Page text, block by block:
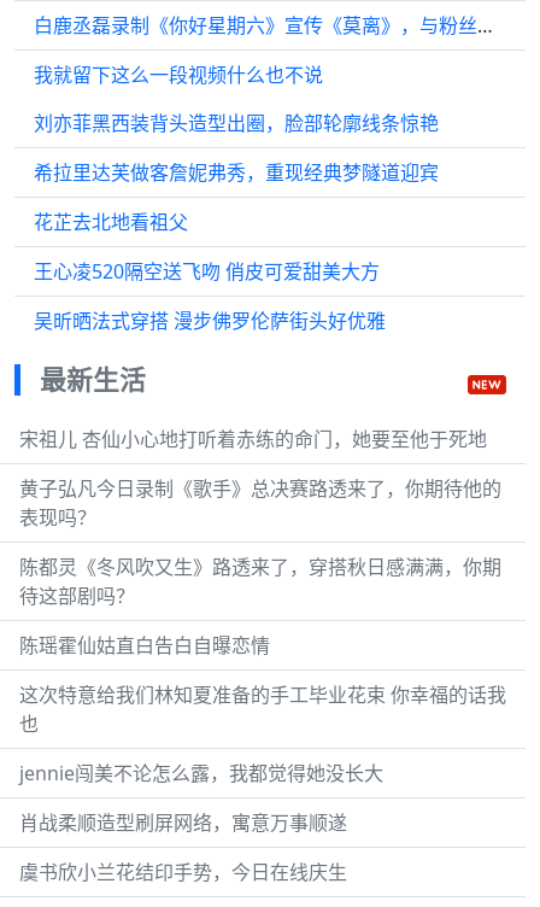
白鹿丞磊录制《你好星期六》宣传《莫离》，与粉丝热情互动
我就留下这么一段视频什么也不说
刘亦菲黑西装背头造型出圈，脸部轮廓线条惊艳
希拉里达芙做客詹妮弗秀，重现经典梦隧道迎宾
花芷去北地看祖父
王心凌520隔空送飞吻 俏皮可爱甜美大方
吴昕晒法式穿搭 漫步佛罗伦萨街头好优雅
最新生活
宋祖儿 杏仙小心地打听着赤练的命门，她要至他于死地
黄子弘凡今日录制《歌手》总决赛路透来了，你期待他的
表现吗？
陈都灵《冬风吹又生》路透来了，穿搭秋日感满满，你期
待这部剧吗？
陈瑶霍仙姑直白告白自曝恋情
这次特意给我们林知夏准备的手工毕业花束 你幸福的话我
也
jennie闯美不论怎么露，我都觉得她没长大
肖战柔顺造型刷屏网络，寓意万事顺遂
虞书欣小兰花结印手势，今日在线庆生